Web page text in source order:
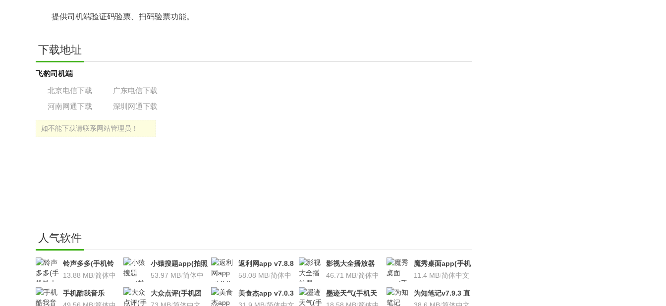
提供司机端验证码验票、扫码验票功能。
下载地址
飞豹司机端
北京电信下载
广东电信下载
河南网通下载
深圳网通下载
如不能下载请联系网站管理员！
人气软件
铃声多多(手机铃
声软件)v8.7.66 安
13.88 MB/简体中
小猿搜题app(拍照
搜题利器)V9.7.2安
53.97 MB/简体中
返利网app v7.8.8
安卓版
58.08 MB/简体中
影视大全播放器
v3.1.7 安卓版
46.71 MB/简体中
魔秀桌面app(手机
桌面软件)v6.8.6
11.4 MB/简体中文
手机酷我音乐
大众点评(手机团
美食杰app v7.0.3
墨迹天气(手机天
为知笔记v7.9.3 直